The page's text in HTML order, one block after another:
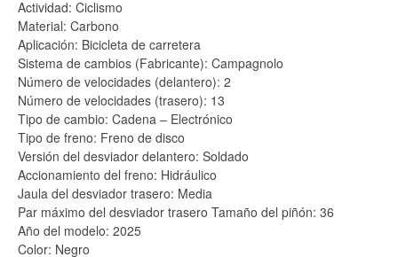
Actividad: Ciclismo
Material: Carbono
Aplicación: Bicicleta de carretera
Sistema de cambios (Fabricante): Campagnolo
Número de velocidades (delantero): 2
Número de velocidades (trasero): 13
Tipo de cambio: Cadena – Electrónico
Tipo de freno: Freno de disco
Versión del desviador delantero: Soldado
Accionamiento del freno: Hidráulico
Jaula del desviador trasero: Media
Par máximo del desviador trasero Tamaño del piñón: 36
Año del modelo: 2025
Color: Negro